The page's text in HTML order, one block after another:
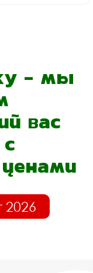
- мы
вас
2026